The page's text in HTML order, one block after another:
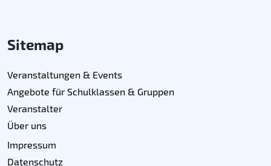
Sitemap
Veranstaltungen & Events
Angebote für Schulklassen & Gruppen
Veranstalter
Über uns
Impressum
Datenschutz